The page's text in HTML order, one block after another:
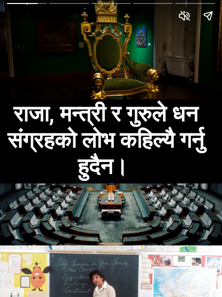
राजा, मन्त्री र गुरुले धन
संग्रहको लोभ कहिल्यै गर्नु
हुदैन।